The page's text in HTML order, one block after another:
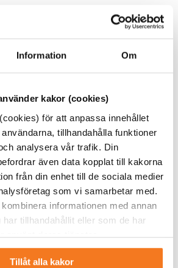
Information Om
kakor (cookies)
för att anpassa innehållet
tillhandahålla funktioner
analysera vår trafik. Din
även data kopplat till kakorna
från din enhet till de sociala medier
som vi samarbetar med.
informationen med annan
tillhandahållit eller som de har
använt deras tjänster.
Tillåt alla kakor
beslutat om
Men vi behöver veta att det
vi behöver även fatta beslut om
till exempel underlätta för
vindkraften. Vi behöver
på att prognoserna som visar på en
verkligen håller, undrade Anders
finns osäkerheter, vi kan inte veta
är att vi måste fasa ut 140 TWh fossil
Elektrifieringen är inget
för att stötta samhällets
Pettersson.